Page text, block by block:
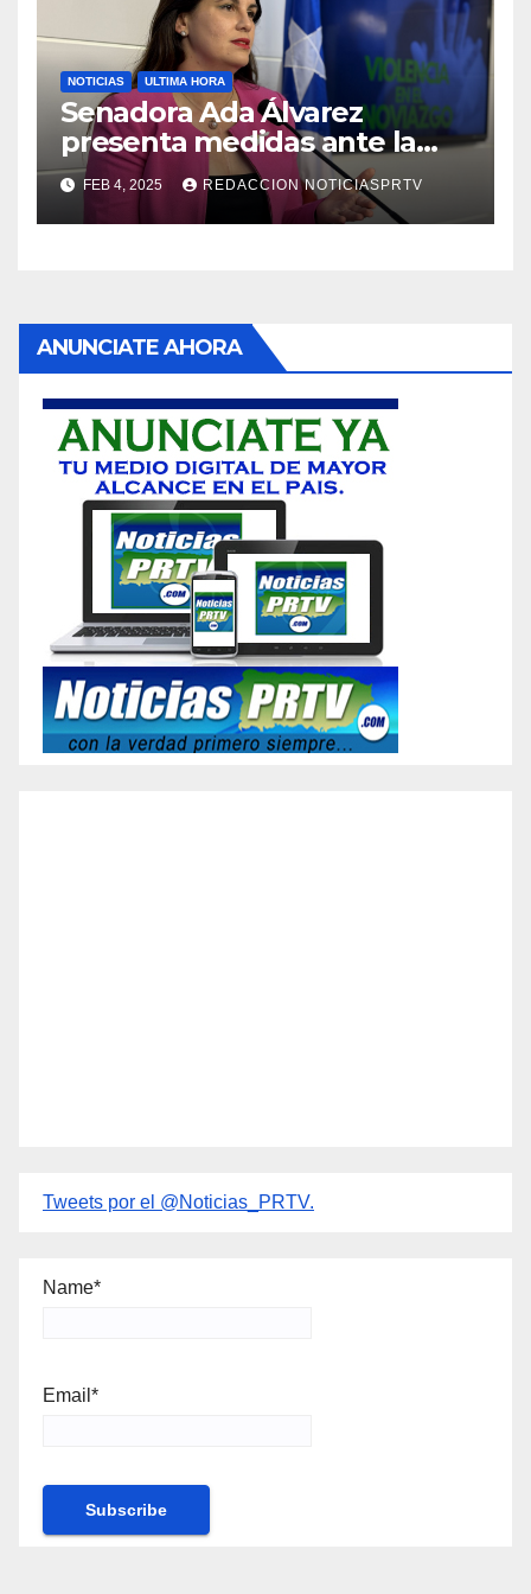
NOTICIAS ULTIMA HORA
Senadora Ada Álvarez
presenta medidas ante la
violencia en el noviazgo
FEB 4, 2025 REDACCION NOTICIASPRTV
ANUNCIATE AHORA
Tweets por el @Noticias_PRTV.
Name*
Email*